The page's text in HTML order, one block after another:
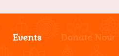
Events Donate Now